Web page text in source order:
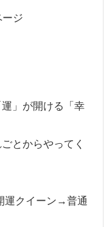
ジ
」が開ける「幸
とからやってく
運クイーン→普通